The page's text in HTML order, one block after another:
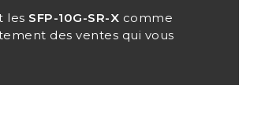
les SFP-10G-SR-X comme
des ventes qui vous